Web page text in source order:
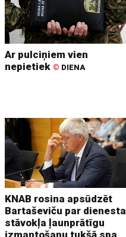
Ar pulciņiem vien
nepietiek © DIENA
KNAB rosina apsūdzēt
Bartaševiču par dienesta
stāvokļa ļaunprātīgu
izmantošanu tukšā spa